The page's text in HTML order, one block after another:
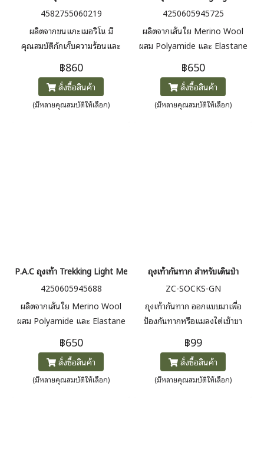
4582755060219
ผลิตจากขนแกะเมอริโน มี
คุณสมบัติกักเก็บความร้อนและ
ห้านิ้วช่วยลดความชื้นที่สะสม
ระหว่างนิ้วเท้า เพิ่มความสบายยิ่ง
ขึ้น สามารถสวมใส่เดี่ยวๆ
฿860
สั่งซื้อสินค้า
(มีหลายคุณสมบัติให้เลือก)
4250605945725
ผลิตจากเส้นใย Merino Wool
ผสม Polyamide และ Elastane
สูงช่วยควบคุมอุณหภูมิเท้า ลด
ความอับชื้นและกลิ่นระหว่างการใช้
งานระยะยาว มีแผ่นรองบริเวณส้น
฿650
สั่งซื้อสินค้า
(มีหลายคุณสมบัติให้เลือก)
P.A.C ถุงเท้า Trekking Light Men
4250605945688
ผลิตจากเส้นใย Merino Wool
ผสม Polyamide และ Elastane
สูงช่วยควบคุมอุณหภูมิเท้า ลด
ความอับชื้นและกลิ่นระหว่างการใช้
งานระยะยาว มีแผ่นรองบริเวณส้น
฿650
สั่งซื้อสินค้า
(มีหลายคุณสมบัติให้เลือก)
ถุงเท้ากันทาก สำหรับเดินป่า
ZC-SOCKS-GN
ถุงเท้ากันทาก ออกแบบมาเพื่อ
ป้องกันทากหรือแมลงไต่เข้าขา
ที่ชื้น เช่น ป่าฝนหรือเส้นทางที่มี
หญ้าและใบไม้เปียก มักใช้คู่กับ
รองเท้าเดินป่าหรือรองเท้าหุ้มข้อ
฿99
สั่งซื้อสินค้า
(มีหลายคุณสมบัติให้เลือก)